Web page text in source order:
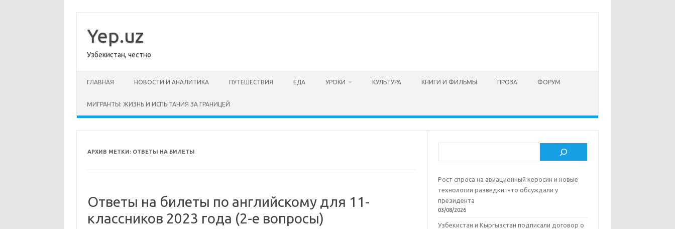
содержимому
Yep.uz
Узбекистан, честно
ГЛАВНАЯ НОВОСТИ И АНАЛИТИКА ПУТЕШЕСТВИЯ ЕДА УРОКИ КУЛЬТУРА КНИГИ И ФИЛЬМЫ ПРОЗА ФОРУМ
МИГРАНТЫ: ЖИЗНЬ И ИСПЫТАНИЯ ЗА ГРАНИЦЕЙ
АРХИВ МЕТКИ: ОТВЕТЫ НА БИЛЕТЫ
Ответы на билеты по английскому для 11-
классников 2023 года (2-е вопросы)
Рост спроса на авиационный керосин и новые
технологии разведки: что обсуждали у
президента
03/08/2026
Узбекистан и Кыргызстан подписали договор о